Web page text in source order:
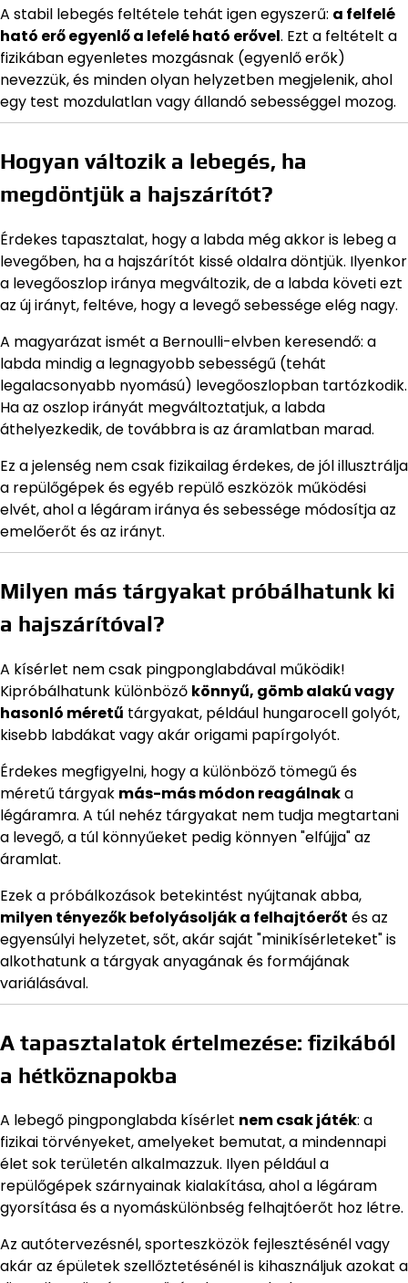
A stabil lebegés feltétele tehát igen egyszerű: a felfelé
ható erő egyenlő a lefelé ható erővel. Ezt a feltételt a
fizikában egyenletes mozgásnak (egyenlő erők)
nevezzük, és minden olyan helyzetben megjelenik, ahol
egy test mozdulatlan vagy állandó sebességgel mozog.
Hogyan változik a lebegés, ha
megdöntjük a hajszárítót?
Érdekes tapasztalat, hogy a labda még akkor is lebeg a
levegőben, ha a hajszárítót kissé oldalra döntjük. Ilyenkor
a levegőoszlop iránya megváltozik, de a labda követi ezt
az új irányt, feltéve, hogy a levegő sebessége elég nagy.
A magyarázat ismét a Bernoulli-elvben keresendő: a
labda mindig a legnagyobb sebességű (tehát
legalacsonyabb nyomású) levegőoszlopban tartózkodik.
Ha az oszlop irányát megváltoztatjuk, a labda
áthelyezkedik, de továbbra is az áramlatban marad.
Ez a jelenség nem csak fizikailag érdekes, de jól illusztrálja
a repülőgépek és egyéb repülő eszközök működési
elvét, ahol a légáram iránya és sebessége módosítja az
emelőerőt és az irányt.
Milyen más tárgyakat próbálhatunk ki
a hajszárítóval?
A kísérlet nem csak pingponglabdával működik!
Kipróbálhatunk különböző könnyű, gömb alakú vagy
hasonló méretű tárgyakat, például hungarocell golyót,
kisebb labdákat vagy akár origami papírgolyót.
Érdekes megfigyelni, hogy a különböző tömegű és
méretű tárgyak más-más módon reagálnaka
légáramra. A túl nehéz tárgyakat nem tudja megtartani
a levegő, a túl könnyűeket pedig könnyen "elfújja" az
áramlat.
Ezek a próbálkozások betekintést nyújtanak abba,
milyen tényezők befolyásolják a felhajtóerőt és az
egyensúlyi helyzetet, sőt, akár saját "minikísérleteket" is
alkothatunk a tárgyak anyagának és formájának
variálásával.
A tapasztalatok értelmezése: fizikából
a hétköznapokba
A lebegő pingponglabda kísérlet nem csak játék: a
fizikai törvényeket, amelyeket bemutat, a mindennapi
élet sok területén alkalmazzuk. Ilyen például a
repülőgépek szárnyainak kialakítása, ahol a légáram
gyorsítása és a nyomáskülönbség felhajtóerőt hoz létre.
Az autótervezésnél, sporteszközök fejlesztésénél vagy
akár az épületek szellőztetésénél is kihasználjuk azokat a